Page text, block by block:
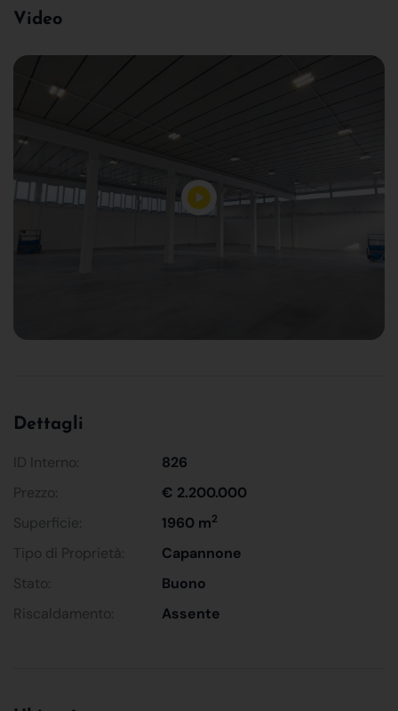
Video
Dettagli
ID Interno:
826
Prezzo:
€ 2.200.000
Superficie:
1960 m2
Tipo di Proprietà:
Capannone
Stato:
Buono
Riscaldamento:
Assente